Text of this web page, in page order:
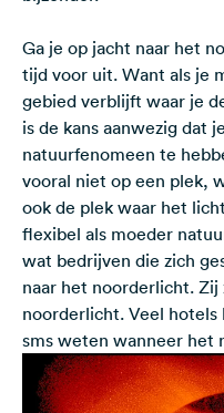
Ga je op jacht naar het
tijd voor uit. Want als je
gebied verblijft waar je
is de kans aanwezig dat
natuurfenomeen te
vooral niet op een plek,
ook de plek waar het
flexibel als moeder
wat bedrijven die zich
naar het noorderlicht. Zij
noorderlicht. Veel hotels
sms weten wanneer het